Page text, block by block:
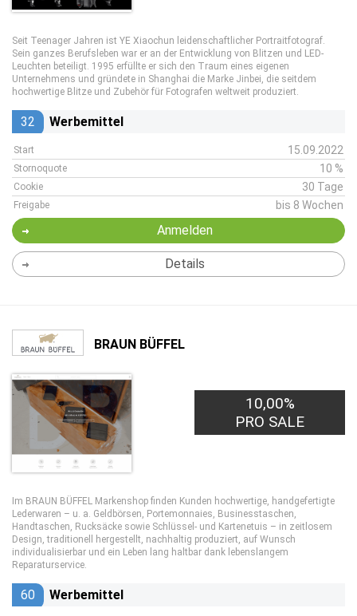
Seit Teenager Jahren ist YE Xiaochun leidenschaftlicher Portraitfotograf.
Sein ganzes Berufsleben war er an der Entwicklung von Blitzen und LED-
Leuchten beteiligt. 1995 erfüllte er sich den Traum eines eigenen
Unternehmens und gründete in Shanghai die Marke Jinbei, die seitdem
hochwertige Blitze und Zubehör für Fotografen weltweit produziert.
32 Werbemittel
Start 15.09.2022
Stornoquote 10 %
Cookie 30 Tage
Freigabe bis 8 Wochen
Anmelden
Details
BRAUN BÜFFEL
10,00%
PRO SALE
Im BRAUN BÜFFEL Markenshop finden Kunden hochwertige, handgefertigte
Lederwaren – u. a. Geldbörsen, Portemonnaies, Businesstaschen,
Handtaschen, Rucksäcke sowie Schlüssel- und Kartenetuis – in zeitlosem
Design, traditionell hergestellt, nachhaltig produziert, auf Wunsch
individualisierbar und ein Leben lang haltbar dank lebenslangem
Reparaturservice.
60 Werbemittel